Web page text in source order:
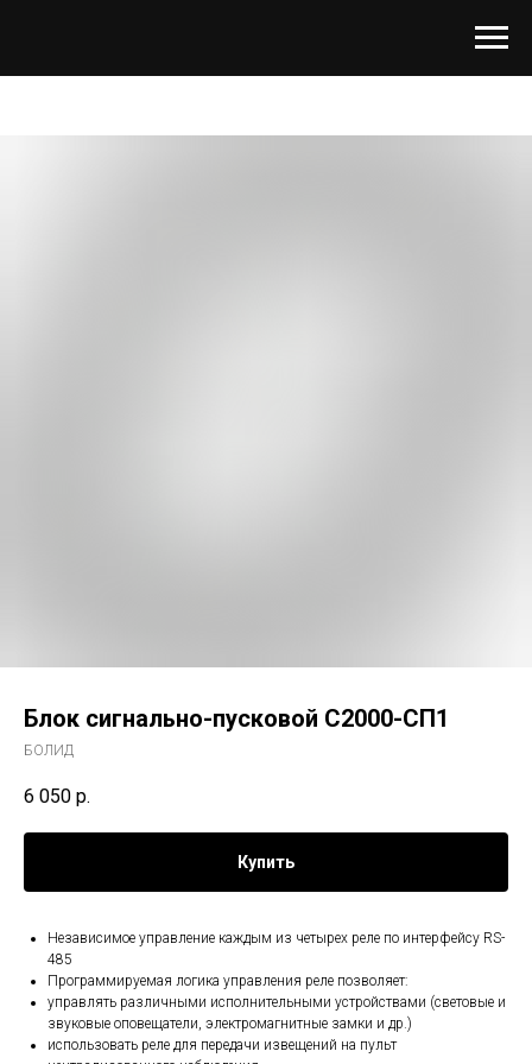
Блок сигнально-пусковой С2000-СП1
БОЛИД
6 050 р.
Купить
Независимое управление каждым из четырех реле по интерфейсу RS-
485
Программируемая логика управления реле позволяет:
управлять различными исполнительными устройствами (световые и
звуковые оповещатели, электромагнитные замки и др.)
использовать реле для передачи извещений на пульт